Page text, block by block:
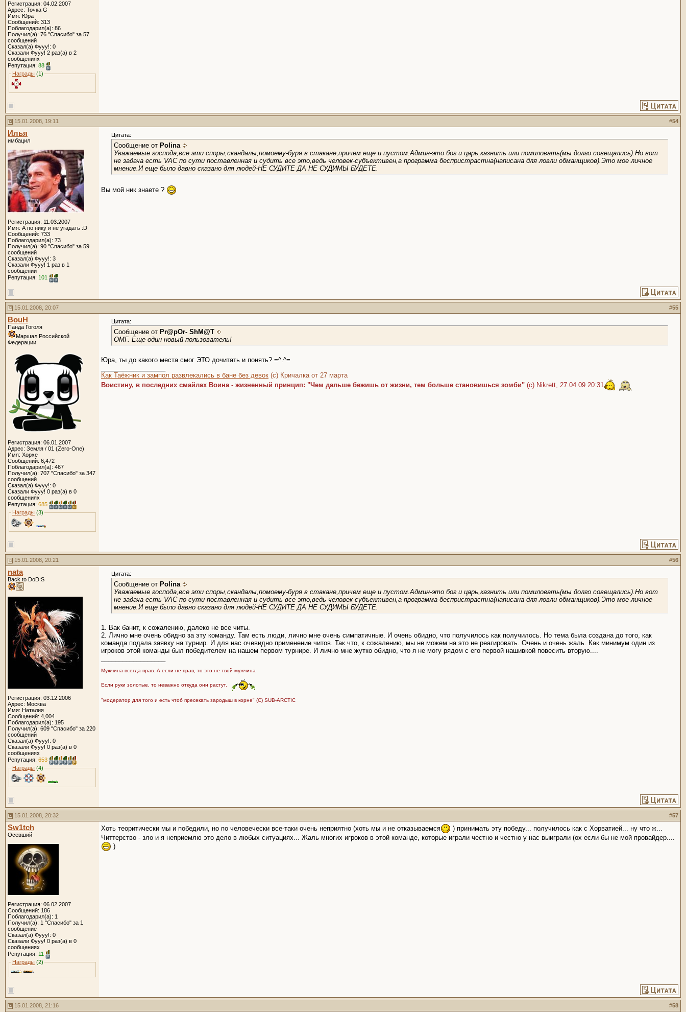
Регистрация: 04.02.2007
Адрес: Точка G
Имя: Юра
Сообщений: 313
Поблагодарил(а): 86
Получил(а): 76 "Спасибо" за 57
сообщений
Сказал(а) Фууу!: 0
Сказали Фууу! 2 раз(а) в 2
сообщениях
Репутация: 88
Награды (1)
15.01.2008, 19:11 #54
Илья
имбацил
Регистрация: 11.03.2007
Имя: А по нику и не угадать :D
Сообщений: 733
Поблагодарил(а): 73
Получил(а): 90 "Спасибо" за 59
сообщений
Сказал(а) Фууу!: 3
Сказали Фууу! 1 раз в 1
сообщении
Репутация: 101
Цитата:
Сообщение от Polina
Уважаемые господа,все эти споры,скандалы,помоему-буря в стакане,причем еще и пустом.Админ-это бог и царь,казнить или помиловать(мы долго совещались).Но вот
не задача есть VAC по сути поставленная и судить все это,ведь человек-субъективен,а программа беспристрастна(написана для ловли обманщиков).Это мое личное
мнение.И еще было давно сказано для людей-НЕ СУДИТЕ ДА НЕ СУДИМЫ БУДЕТЕ.
Вы мой ник знаете ?
15.01.2008, 20:07 #55
BouH
Панда Гоголя
Маршал Российской
Федерации
Регистрация: 06.01.2007
Адрес: Земля / 01 (Zero-One)
Имя: Хорхе
Сообщений: 6,472
Поблагодарил(а): 467
Получил(а): 707 "Спасибо" за 347
сообщений
Сказал(а) Фууу!: 0
Сказали Фууу! 0 раз(а) в 0
сообщениях
Репутация: 685
Награды (3)
Цитата:
Сообщение от Pr@pOr- ShM@T
ОМГ. Еще один новый пользователь!
Юра, ты до какого места смог ЭТО дочитать и понять? =^.^=
Как Таёжник и зампол развлекались в бане без девок (с) Кричалка от 27 марта
Воистину, в последних смайлах Воина - жизненный принцип: "Чем дальше бежишь от жизни, тем больше становишься зомби" (c) Nikrett, 27.04.09 20:31
15.01.2008, 20:21 #56
nata
Back to DoD:S
Регистрация: 03.12.2006
Адрес: Москва
Имя: Наталия
Сообщений: 4,004
Поблагодарил(а): 195
Получил(а): 609 "Спасибо" за 220
сообщений
Сказал(а) Фууу!: 0
Сказали Фууу! 0 раз(а) в 0
сообщениях
Репутация: 653
Награды (4)
Цитата:
Сообщение от Polina
Уважаемые господа,все эти споры,скандалы,помоему-буря в стакане,причем еще и пустом.Админ-это бог и царь,казнить или помиловать(мы долго совещались).Но вот
не задача есть VAC по сути поставленная и судить все это,ведь человек-субъективен,а программа беспристрастна(написана для ловли обманщиков).Это мое личное
мнение.И еще было давно сказано для людей-НЕ СУДИТЕ ДА НЕ СУДИМЫ БУДЕТЕ.
1. Вак банит, к сожалению, далеко не все читы.
2. Лично мне очень обидно за эту команду. Там есть люди, лично мне очень симпатичные. И очень обидно, что получилось как получилось. Но тема была создана до того, как
команда подала заявку на турнир. И для нас очевидно применение читов. Так что, к сожалению, мы не можем на это не реагировать. Очень и очень жаль. Как минимум один из
игроков этой команды был победителем на нашем первом турнире. И лично мне жутко обидно, что я не могу рядом с его первой нашивкой повесить вторую....
Мужчина всегда прав. А если не прав, то это не твой мужчина
Если руки золотые, то неважно откуда они растут.
"модератор для того и есть чтоб пресекать зародыш в корне" (С) SUB-ARCTIC
15.01.2008, 20:32 #57
Sw1tch
Осевший
Регистрация: 06.02.2007
Сообщений: 186
Поблагодарил(а): 1
Получил(а): 1 "Спасибо" за 1
сообщение
Сказал(а) Фууу!: 0
Сказали Фууу! 0 раз(а) в 0
сообщениях
Репутация: 11
Награды (2)
Хоть теоритически мы и победили, но по человечески все-таки очень неприятно (хоть мы и не отказываемся
) принимать эту победу... получилось как с Хорватией... ну что ж...
Читтерство - зло и я неприемлю это дело в любых ситуациях... Жаль многих игроков в этой команде, которые играли честно и честно у нас выиграли (ох если бы не мой провайдер....
)
15.01.2008, 21:16 #58